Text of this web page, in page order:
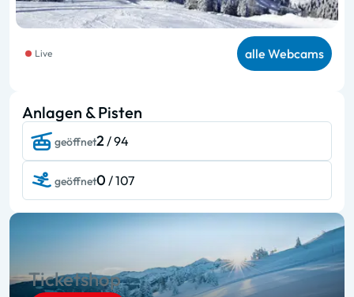
Live alle Webcams
Anlagen & Pisten
geöffnet2 / 94
geöffnet0 / 107
Ticketshop